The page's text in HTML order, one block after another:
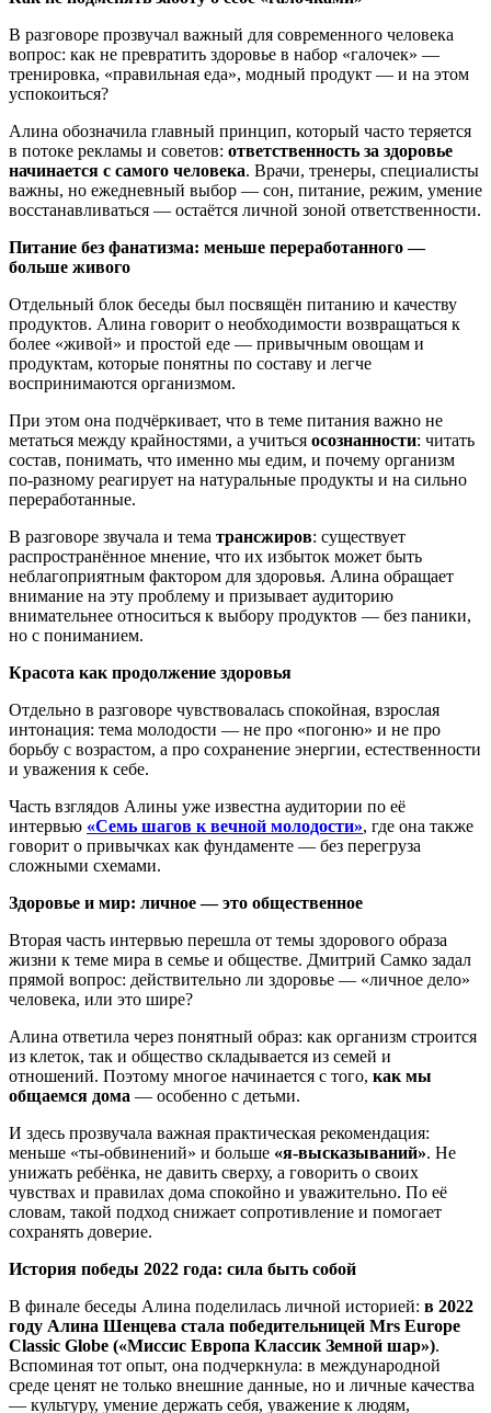
В разговоре прозвучал важный для современного человека
вопрос: как не превратить здоровье в набор «галочек» —
тренировка, «правильная еда», модный продукт — и на этом
успокоиться?
Алина обозначила главный принцип, который часто теряется
в потоке рекламы и советов: ответственность за здоровье
начинается с самого человека. Врачи, тренеры, специалисты
важны, но ежедневный выбор — сон, питание, режим, умение
восстанавливаться — остаётся личной зоной ответственности.
Питание без фанатизма: меньше переработанного —
больше живого
Отдельный блок беседы был посвящён питанию и качеству
продуктов. Алина говорит о необходимости возвращаться к
более «живой» и простой еде — привычным овощам и
продуктам, которые понятны по составу и легче
воспринимаются организмом.
При этом она подчёркивает, что в теме питания важно не
метаться между крайностями, а учиться осознанности: читать
состав, понимать, что именно мы едим, и почему организм
по-разному реагирует на натуральные продукты и на сильно
переработанные.
В разговоре звучала и тема трансжиров: существует
распространённое мнение, что их избыток может быть
неблагоприятным фактором для здоровья. Алина обращает
внимание на эту проблему и призывает аудиторию
внимательнее относиться к выбору продуктов — без паники,
но с пониманием.
Красота как продолжение здоровья
Отдельно в разговоре чувствовалась спокойная, взрослая
интонация: тема молодости — не про «погоню» и не про
борьбу с возрастом, а про сохранение энергии, естественности
и уважения к себе.
Часть взглядов Алины уже известна аудитории по её
интервью «Семь шагов к вечной молодости», где она также
говорит о привычках как фундаменте — без перегруза
сложными схемами.
Здоровье и мир: личное — это общественное
Вторая часть интервью перешла от темы здорового образа
жизни к теме мира в семье и обществе. Дмитрий Самко задал
прямой вопрос: действительно ли здоровье — «личное дело»
человека, или это шире?
Алина ответила через понятный образ: как организм строится
из клеток, так и общество складывается из семей и
отношений. Поэтому многое начинается с того, как мы
общаемся дома — особенно с детьми.
И здесь прозвучала важная практическая рекомендация:
меньше «ты-обвинений» и больше «я-высказываний». Не
унижать ребёнка, не давить сверху, а говорить о своих
чувствах и правилах дома спокойно и уважительно. По её
словам, такой подход снижает сопротивление и помогает
сохранять доверие.
История победы 2022 года: сила быть собой
В финале беседы Алина поделилась личной историей: в 2022
году Алина Шенцева стала победительницей Mrs Europe
Classic Globe («Миссис Европа Классик Земной шар»).
Вспоминая тот опыт, она подчеркнула: в международной
среде ценят не только внешние данные, но и личные качества
— культуру, умение держать себя, уважение к людям,